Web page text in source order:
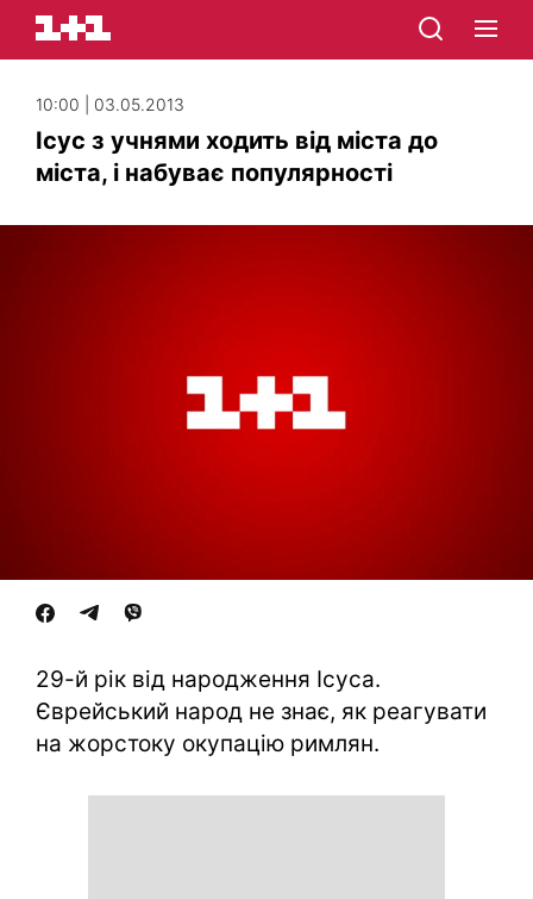
10:00 | 03.05.2013
Ісус з учнями ходить від міста до
міста, і набуває популярності
29-й рік від народження Ісуса.
Єврейський народ не знає, як реагувати
на жорстоку окупацію римлян.